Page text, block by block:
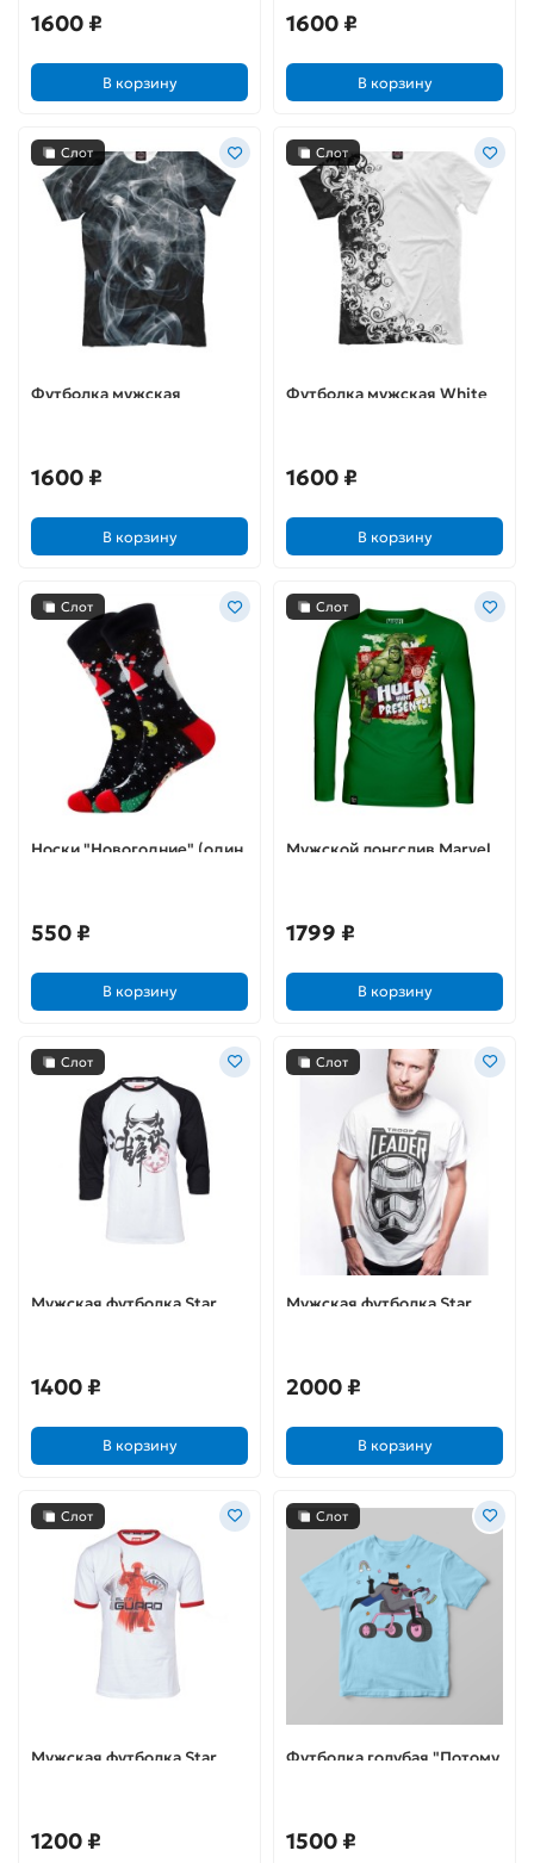
1600 ₽
В корзину
1600 ₽
В корзину
Слот
Футболка мужская
1600 ₽
В корзину
Слот
Футболка мужская White
1600 ₽
В корзину
Слот
Носки "Новогодние" (один
550 ₽
В корзину
Слот
Мужской лонгслив Marvel
1799 ₽
В корзину
Слот
Мужская футболка Star
1400 ₽
В корзину
Слот
Мужская футболка Star
2000 ₽
В корзину
Слот
Мужская футболка Star
1200 ₽
Слот
Футболка голубая "Потому
1500 ₽